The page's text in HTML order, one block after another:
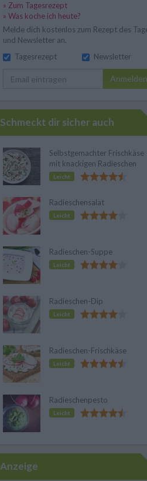
» Zum Tagesrezept
» Was koche ich heute?
Melde dich kostenlos zum Rezept des
und Newsletter an.
Tagesrezept
Newsletter
Anmelden
Schmeckt dir sicher auch
Selbstgemachter Frischkäse
mit knackigen Radieschen
Leicht
Radieschensalat
Leicht
Radieschen-Suppe
Leicht
Radieschen-Dip
Leicht
Radieschen-Frischkäse
Leicht
Radieschenpesto
Leicht
Anzeige